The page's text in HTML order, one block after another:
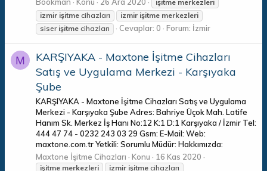
Bookman Konu 26 Ara 2020 işitme merkezleri
izmir işitme cihazları izmir işitme merkezleri
siser işitme cihazları Cevaplar: 0 Forum: İzmir
M
KARŞIYAKA - Maxtone İşitme Cihazları
Satış ve Uygulama Merkezi - Karşıyaka
Şube
KARŞIYAKA - Maxtone İşitme Cihazları Satış ve Uygulama
Merkezi - Karşıyaka Şube Adres: Bahriye Üçok Mah. Latife
Hanım Sk. Merkez İş Hanı No:12 K:1 D:1 Karşıyaka / İzmir Tel:
444 47 74 - 0232 243 03 29 Gsm: E-Mail: Web:
maxtone.com.tr Yetkili: Sorumlu Müdür: Hakkımızda:
Maxtone İşitme Cihazları
Konu 16 Kas 2020
işitme merkezleri izmir işitme cihazları